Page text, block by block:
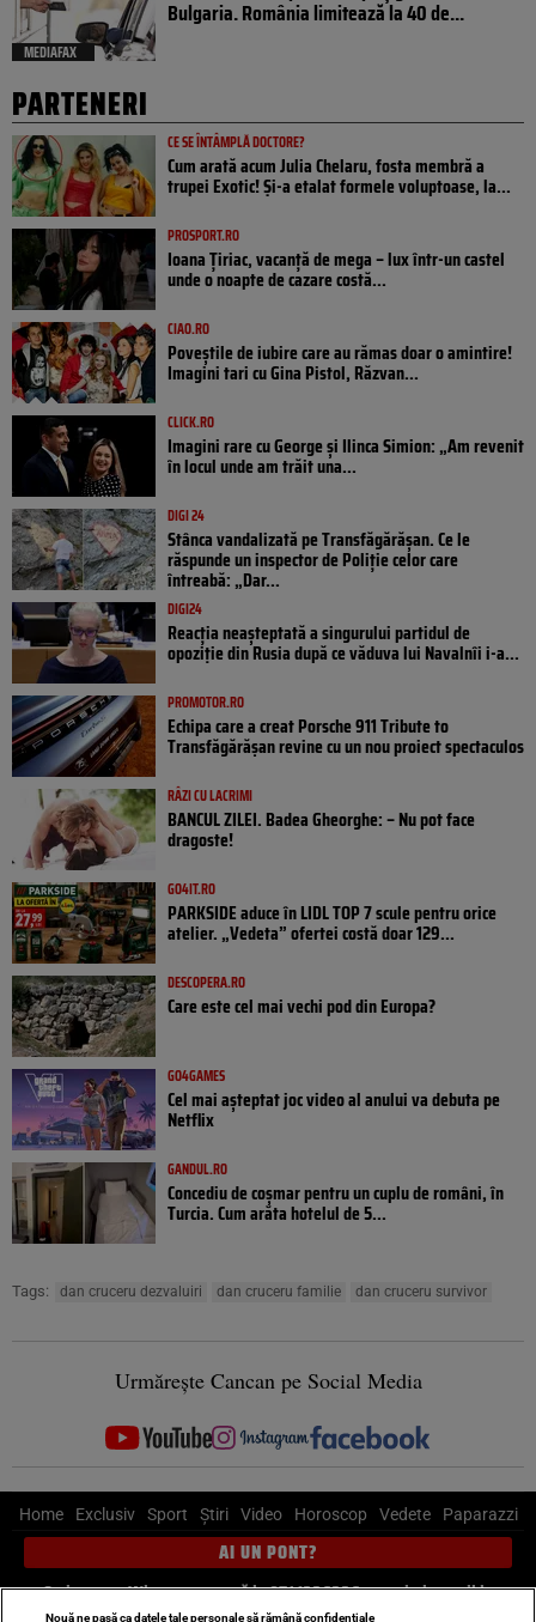
MEDIAFAX
Bulgaria. România limitează la 40 de...
PARTENERI
CE SE ÎNTÂMPLĂ DOCTORE?
Cum arată acum Julia Chelaru, fosta membră a
trupei Exotic! Și-a etalat formele voluptoase, la...
PROSPORT.RO
Ioana Țiriac, vacanță de mega – lux într-un castel
unde o noapte de cazare costă...
CIAO.RO
Poveştile de iubire care au rămas doar o amintire!
Imagini tari cu Gina Pistol, Răzvan...
CLICK.RO
Imagini rare cu George și Ilinca Simion: „Am revenit
în locul unde am trăit una...
DIGI 24
Stânca vandalizată pe Transfăgărășan. Ce le
răspunde un inspector de Poliție celor care
întreabă: „Dar...
DIGI24
Reacția neașteptată a singurului partidul de
opoziţie din Rusia după ce văduva lui Navalnîi i-a...
PROMOTOR.RO
Echipa care a creat Porsche 911 Tribute to
Transfăgărășan revine cu un nou proiect spectaculos
RÂZI CU LACRIMI
BANCUL ZILEI. Badea Gheorghe: – Nu pot face
dragoste!
GO4IT.RO
PARKSIDE aduce în LIDL TOP 7 scule pentru orice
atelier. „Vedeta” ofertei costă doar 129...
DESCOPERA.RO
Care este cel mai vechi pod din Europa?
GO4GAMES
Cel mai așteptat joc video al anului va debuta pe
Netflix
GANDUL.RO
Concediu de coșmar pentru un cuplu de români, în
Turcia. Cum arăta hotelul de 5...
Tags: dan cruceru dezvaluiri dan cruceru familie dan cruceru survivor
Urmărește Cancan pe Social Media
Home Exclusiv Sport Știri Video Horoscop Vedete Paparazzi
AI UN PONT?
Scrie-ne pe Whatsapp, sună la 0741226226 sau trimite mail la
Nouă ne pasă ca datele tale personale să rămână confidențiale